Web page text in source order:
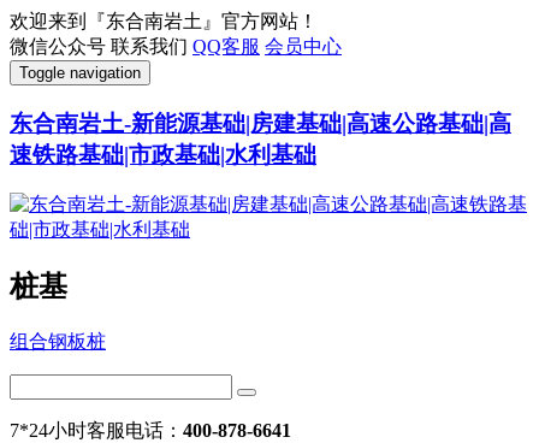
欢迎来到『东合南岩土』官方网站！
微信公众号 联系我们 QQ客服 会员中心
Toggle navigation
东合南岩土-新能源基础|房建基础|高速公路基础|高
速铁路基础|市政基础|水利基础
桩基
组合钢板桩
7*24小时客服电话： 400-878-6641